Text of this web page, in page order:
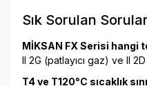
Sık Sorulan Sorular
MİKSAN FX Serisi hangi
II 2G (patlayıcı gaz) ve II
T4 ve T120°C sıcaklık